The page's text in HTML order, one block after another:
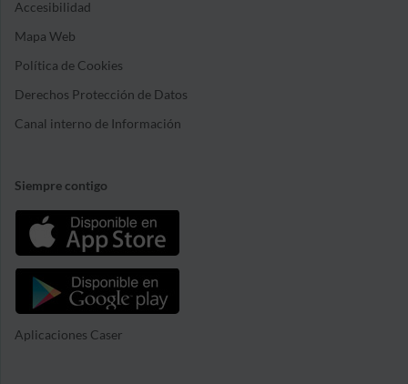
Accesibilidad
Mapa Web
Política de Cookies
Derechos Protección de Datos
Canal interno de Información
Siempre contigo
Aplicaciones Caser